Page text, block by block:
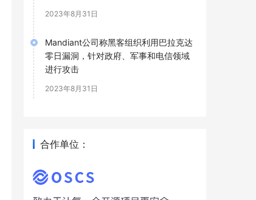
2023年8月31日
Mandiant公司称黑客组织利用巴拉克达
零日漏洞，针对政府、军事和电信领域
进行攻击
2023年8月31日
合作单位：